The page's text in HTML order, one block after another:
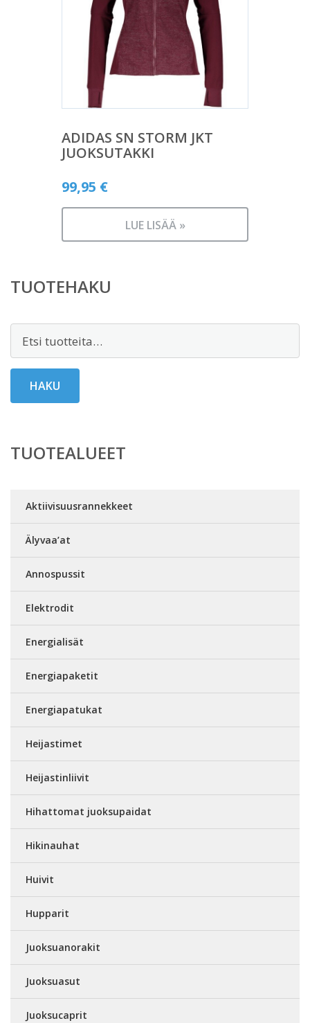
ADIDAS SN STORM JKT
JUOKSUTAKKI
99,95 €
LUE LISÄÄ »
TUOTEHAKU
HAKU
TUOTEALUEET
Aktiivisuusrannekkeet
Älyvaa’at
Annospussit
Elektrodit
Energialisät
Energiapaketit
Energiapatukat
Heijastimet
Heijastinliivit
Hihattomat juoksupaidat
Hikinauhat
Huivit
Hupparit
Juoksuanorakit
Juoksuasut
Juoksucaprit